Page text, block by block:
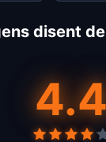
disent